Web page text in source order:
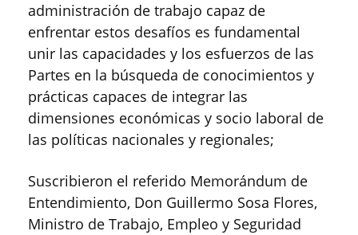
administración de trabajo capaz de
enfrentar estos desafíos es fundamental
unir las capacidades y los esfuerzos de las
Partes en la búsqueda de conocimientos y
prácticas capaces de integrar las
dimensiones económicas y socio laboral de
las políticas nacionales y regionales;
Suscribieron el referido Memorándum de
Entendimiento, Don Guillermo Sosa Flores,
Ministro de Trabajo, Empleo y Seguridad